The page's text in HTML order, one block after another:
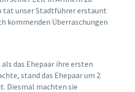
tat unser Stadtführer erstaunt
kommenden Überraschungen
als das Ehepaar ihre ersten
stand das Ehepaar um 2
Diesmal machten sie